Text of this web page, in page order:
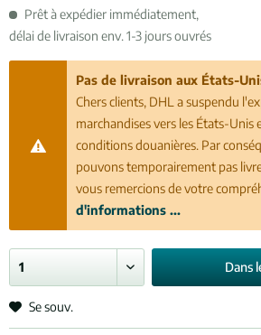
Prêt à expédier immédiatement,
délai de livraison env. 1-3 jours ouvrés
Pas de livraison aux États-
Chers clients, DHL a suspendu
marchandises vers les États-Unis
conditions douanières. Par
pouvons temporairement pas
vous remercions de votre
d'informations ...
Dans
Se souv.